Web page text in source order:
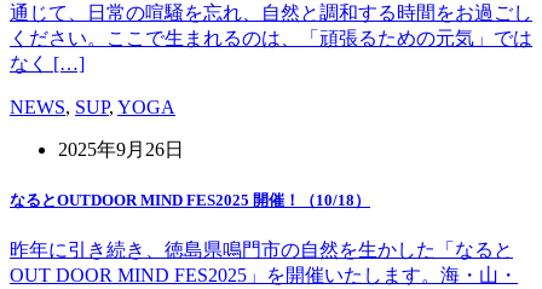
通じて、日常の喧騒を忘れ、自然と調和する時間をお過ごし
ください。ここで生まれるのは、「頑張るための元気」では
なく […]
NEWS, SUP, YOGA
2025年9月26日
なるとOUTDOOR MIND FES2025 開催！（10/18）
昨年に引き続き、徳島県鳴門市の自然を生かした「なると
OUT DOOR MIND FES2025」を開催いたします。海・山・